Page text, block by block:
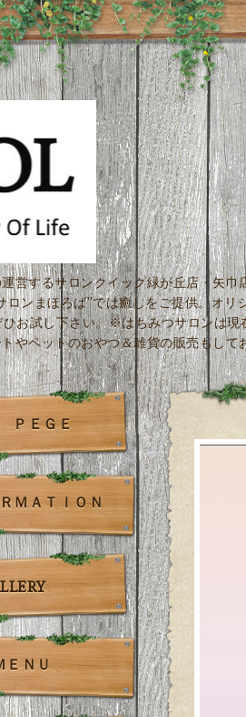
営するサロンクイック緑が丘店・矢巾
ロンまほろば”では癒しをご提供。オリ
お試し下さい。※はちみつサロンは現
やペットのおやつ＆雑貨の販売もして
ＰＥＧＥ
ＭＡＴＩＯＮ
ＥＮＵ